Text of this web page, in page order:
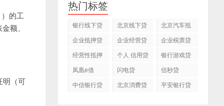
的工
额、
明（可
热门标签
银行线下贷
款
北京线下贷
款
北京汽车抵
押贷款公司
企业抵押贷
款
企业经营贷
款
企业税票贷
经营性抵押
贷款
个人 信用贷
款
银行游戏贷
款
凤凰e借 闪电贷 信秒贷
中信银行贷
北京消费贷
平安银行贷